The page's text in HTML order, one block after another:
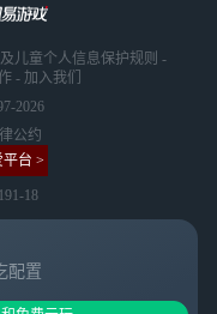
配置
儿童个人信息保护规则 -
- 加入我们
2026
公约
台 >
18